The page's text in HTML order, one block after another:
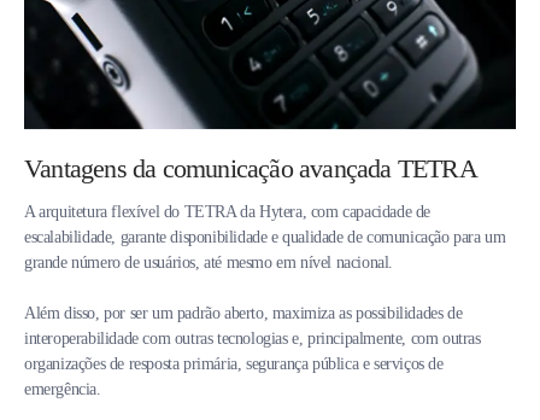
Vantagens da comunicação avançada TETRA
A arquitetura flexível do TETRA da Hytera, com capacidade de
escalabilidade, garante disponibilidade e qualidade de comunicação para um
grande número de usuários, até mesmo em nível nacional.
Além disso, por ser um padrão aberto, maximiza as possibilidades de
interoperabilidade com outras tecnologias e, principalmente, com outras
organizações de resposta primária, segurança pública e serviços de
emergência.